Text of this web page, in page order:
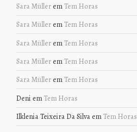
Sara Müllerem Tem Horas
Sara Müllerem Tem Horas
Sara Müllerem Tem Horas
Sara Müllerem Tem Horas
Sara Müllerem Tem Horas
Deni em Tem Horas
Ilklenia Teixeira Da Silvaem Tem Horas